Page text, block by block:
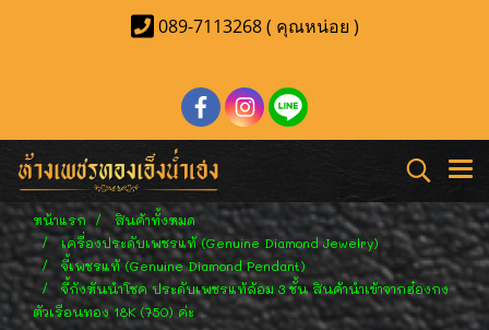
089-7113268 ( คุณหน่อย )
หน้าแรก
สินค้าทั้งหมด
เครื่องประดับเพชรแท้ (Genuine Diamond Jewelry)
จี้เพชรแท้ (Genuine Diamond Pendant)
จี้กังหันนำโชค ประดับเพชรแท้ล้อม 3 ชั้น สินค้านำเข้าจากฮ๋องกง
ตัวเรือนทอง 18K (750) ค่ะ